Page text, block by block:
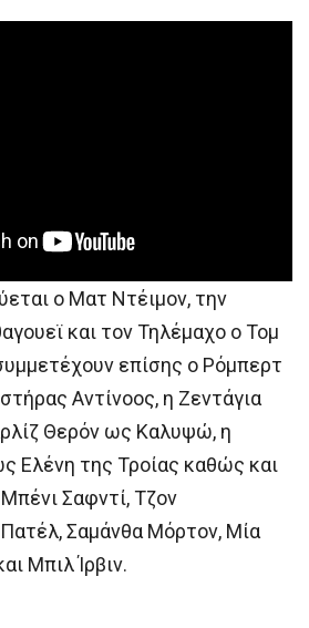
ο Ματ Ντέιμον, την
και τον Τηλέμαχο ο Τομ
επίσης ο Ρόμπερτ
Αντίνοος, η Ζεντάγια
Θερόν ως Καλυψώ, η
Ελένη της Τροίας καθώς και
Σαφντί, Τζον
Σαμάνθα Μόρτον, Μία
Μπιλ Ίρβιν.